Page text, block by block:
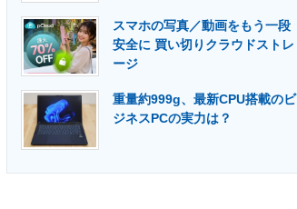
スマホの写真／動画をもう一段
安全に 買い切りクラウドストレ
ージ
重量約999g、最新CPU搭載のビ
ジネスPCの実力は？